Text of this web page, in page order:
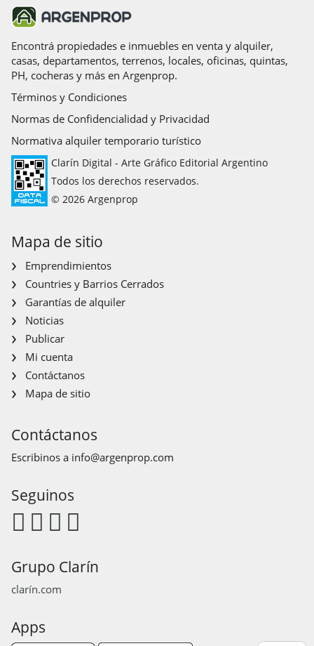
CalefacciónCalefacción tiro balanceado
Aire acondicionado centralCable
Encontrá propiedades e inmuebles en venta y alquiler,
casas, departamentos, terrenos, locales, oficinas, quintas,
PH, cocheras y más en Argenprop.
Términos y Condiciones
Normas de Confidencialidad y Privacidad
Normativa alquiler temporario turístico
Clarín Digital - Arte Gráfico Editorial Argentino
Todos los derechos reservados.
© 2026 Argenprop
Mapa de sitio
Emprendimientos
Countries y Barrios Cerrados
Garantías de alquiler
Noticias
Publicar
Mi cuenta
Contáctanos
Mapa de sitio
Contáctanos
Escribinos a info@argenprop.com
Seguinos
Grupo Clarín
clarín.com
Apps